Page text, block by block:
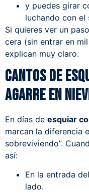
y puedes girar
luchando con el
Si quieres ver un
cera (sin entrar en
explican muy claro.
Cantos de
agarre en
En días de esquiar
marcan la diferencia
sobreviviendo”.
así:
En la entrada
lado.